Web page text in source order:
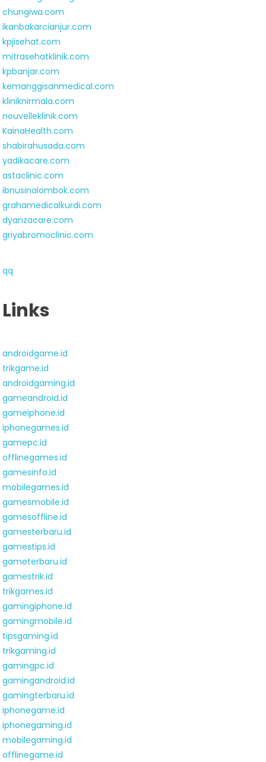
chungiwa.com
ikanbakarcianjur.com
kpjisehat.com
mitrasehatklinik.com
kpbanjar.com
kemanggisanmedical.com
kliniknirmala.com
nouvelleklinik.com
KainaHealth.com
shabirahusada.com
yadikacare.com
astaclinic.com
ibnusinalombok.com
grahamedicalkurdi.com
dyanzacare.com
griyabromoclinic.com
qq
Links
androidgame.id
trikgame.id
androidgaming.id
gameandroid.id
gameiphone.id
iphonegames.id
gamepc.id
offlinegames.id
gamesinfo.id
mobilegames.id
gamesmobile.id
gamesoffline.id
gamesterbaru.id
gamestips.id
gameterbaru.id
gamestrik.id
trikgames.id
gamingiphone.id
gamingmobile.id
tipsgaming.id
trikgaming.id
gamingpc.id
gamingandroid.id
gamingterbaru.id
iphonegame.id
iphonegaming.id
mobilegaming.id
offlinegame.id